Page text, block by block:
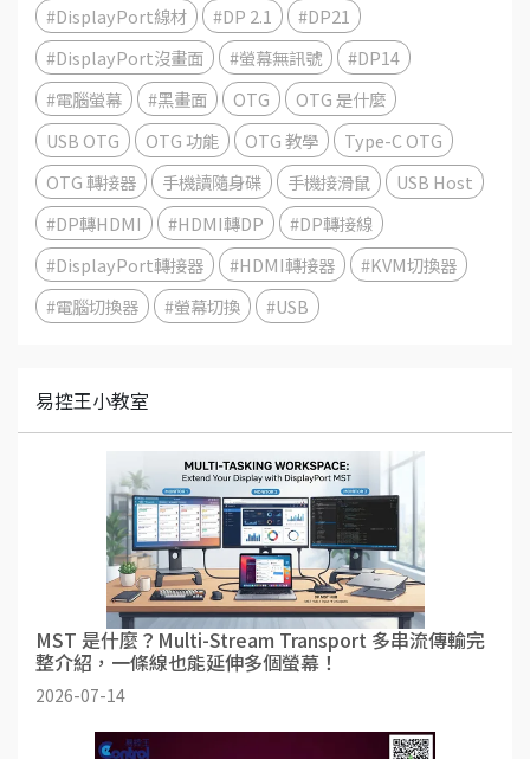
#DisplayPort線材
#DP 2.1
#DP21
#DisplayPort沒畫面
#螢幕無訊號
#DP14
#電腦螢幕
#黑畫面 OTG
OTG 是什麼
USB OTG
OTG 功能 OTG 教學
Type-C OTG
OTG 轉接器
手機讀隨身碟 手機接滑鼠
USB Host
#DP轉HDMI
#HDMI轉DP
#DP轉接線
#DisplayPort轉接器
#HDMI轉接器
#KVM切換器
#電腦切換器
#螢幕切換 #USB
易控王小教室
MST 是什麼？Multi-Stream Transport 多串流傳輸完
整介紹，一條線也能延伸多個螢幕！
2026-07-14